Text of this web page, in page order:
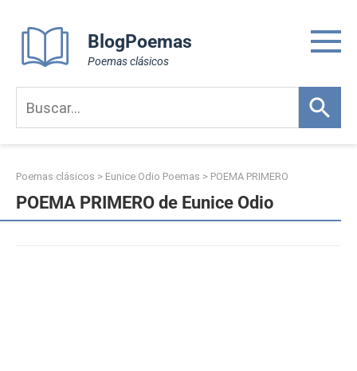
content
BlogPoemas
Poemas clásicos
Poemas clásicos > Eunice Odio Poemas > POEMA PRIMERO
POEMA PRIMERO de Eunice Odio